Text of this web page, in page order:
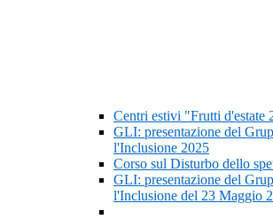
Centri estivi "Frutti d'estate
GLI: presentazione del
l'Inclusione 2025
Corso sul Disturbo dello
GLI: presentazione del
l'Inclusione del 23 Maggio